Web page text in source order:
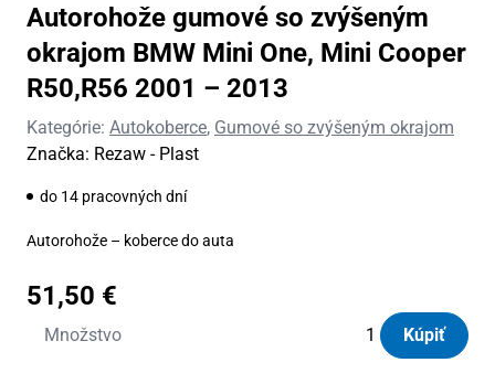
Autorohože gumové so zvýšeným
okrajom BMW Mini One, Mini Cooper
R50,R56 2001 – 2013
Kategórie: Autokoberce, Gumové so zvýšeným okrajom
Značka: Rezaw - Plast
do 14 pracovných dní
Autorohože – koberce do auta
51,50 €
Množstvo
množstvo
Kúpiť